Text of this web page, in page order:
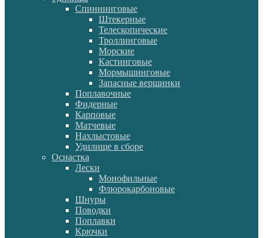
Спиннинговые
Штекерные
Телескопические
Троллинговые
Морские
Кастинговые
Мормышинговые
Запасные вершинки
Поплавочные
Фидерные
Карповые
Матчевые
Нахлыстовые
Удилище в сборе
Оснастка
Лески
Монофильные
Флюрокарбоновые
Шнуры
Поводки
Поплавки
Крючки